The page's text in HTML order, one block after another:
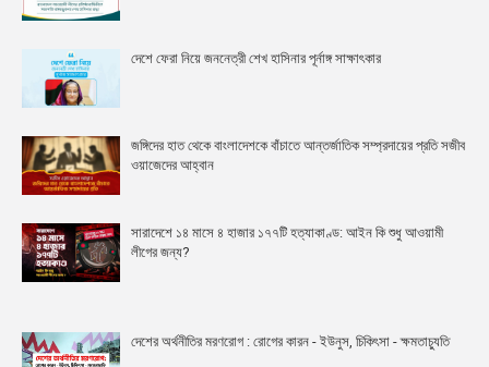
দেশে ফেরা নিয়ে জননেত্রী শেখ হাসিনার পূর্নাঙ্গ সাক্ষাৎকার
জঙ্গিদের হাত থেকে বাংলাদেশকে বাঁচাতে আন্তর্জাতিক সম্প্রদায়ের প্রতি সজীব
ওয়াজেদের আহ্বান
সারাদেশে ১৪ মাসে ৪ হাজার ১৭৭টি হত্যাকাণ্ড: আইন কি শুধু আওয়ামী
লীগের জন্য?
দেশের অর্থনীতির মরণরোগ : রোগের কারন - ইউনুস, চিকিৎসা - ক্ষমতাচ্যুতি